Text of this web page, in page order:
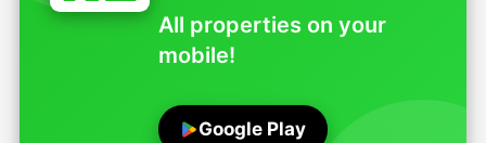
All properties on your
mobile!
Google Play